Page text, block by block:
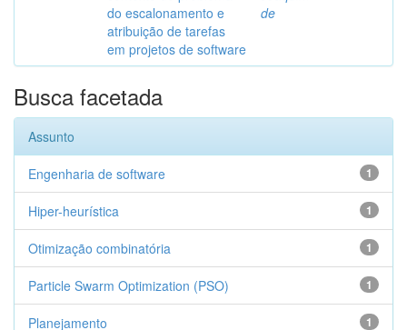
do escalonamento e
atribuição de tarefas
em projetos de software
de
Busca facetada
Assunto
1
Engenharia de software
1
Hiper-heurística
1
Otimização combinatória
1
Particle Swarm Optimization (PSO)
1
Planejamento